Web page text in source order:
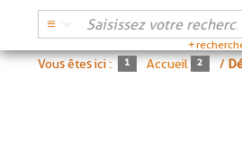
Vous êtes ici : Accueil /